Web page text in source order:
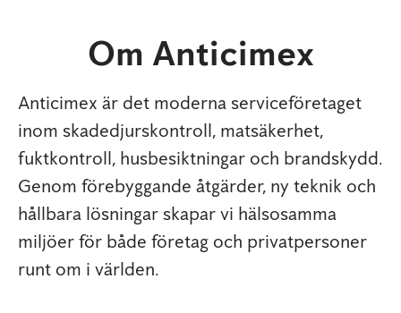
Om Anticimex
Anticimex är det moderna serviceföretaget
inom skadedjurskontroll, matsäkerhet,
fuktkontroll, husbesiktningar och brandskydd.
Genom förebyggande åtgärder, ny teknik och
hållbara lösningar skapar vi hälsosamma
miljöer för både företag och privatpersoner
runt om i världen.